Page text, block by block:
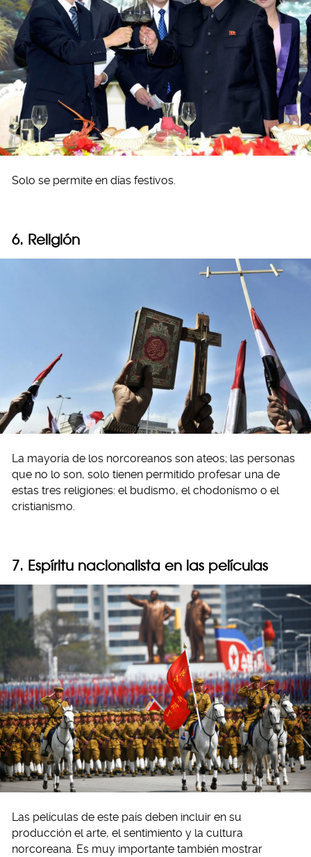
Solo se permite en días festivos.
6. Religión
La mayoría de los norcoreanos son ateos; las personas
que no lo son, solo tienen permitido profesar una de
estas tres religiones: el budismo, el chodonísmo o el
cristianismo.
7. Espíritu nacionalista en las películas
Las películas de este país deben incluir en su
producción el arte, el sentimiento y la cultura
norcoreana. Es muy importante también mostrar